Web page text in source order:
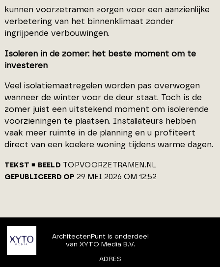
kunnen voorzetramen zorgen voor een aanzienlijke
verbetering van het binnenklimaat zonder
ingrijpende verbouwingen.
Isoleren in de zomer: het beste moment om te
investeren
Veel isolatiemaatregelen worden pas overwogen
wanneer de winter voor de deur staat. Toch is de
zomer juist een uitstekend moment om isolerende
voorzieningen te plaatsen. Installateurs hebben
vaak meer ruimte in de planning en u profiteert
direct van een koelere woning tijdens warme dagen.
TEKST BEELD
TOPVOORZETRAMEN.NL
GEPUBLICEERD OP 29 MEI 2026 OM 12:52
ArchitectenPunt is onderdeel
van XYTO Media B.V.
ADRES